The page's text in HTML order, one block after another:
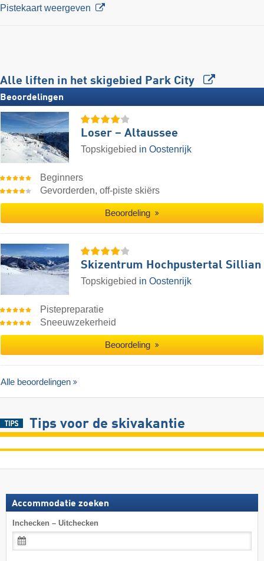
Pistekaart weergeven
Alle liften in het skigebied Park City
Beoordelingen
Loser – Altaussee
Topskigebied in Oostenrijk
Beginners
Gevorderden, off-piste skiërs
Beoordeling
Skizentrum Hochpustertal Sillian
Topskigebied in Oostenrijk
Pistepreparatie
Sneeuwzekerheid
Beoordeling
Alle beoordelingen
Tips voor de skivakantie
Accommodatie zoeken
Inchecken – Uitchecken